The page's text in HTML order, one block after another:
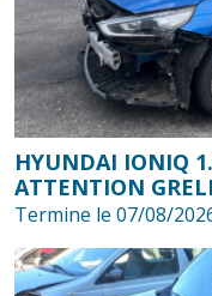
HYUNDAI IONIQ
ATTENTION
Termine le 07/08/